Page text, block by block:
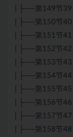
| ├──第149节
| ├──第150节
| ├──第151节41
| ├──第152节
| ├──第153节
| ├──第154节44
| ├──第155节
| ├──第156节
| ├──第157节47
| ├──第158节